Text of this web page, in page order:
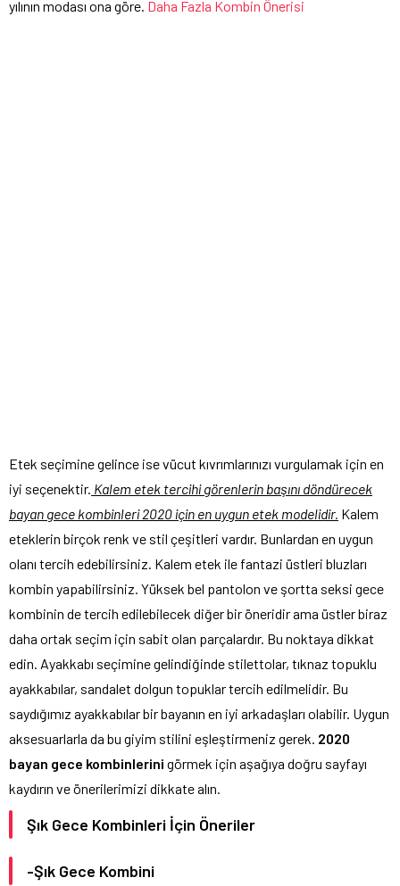
yılının modası ona göre. Daha Fazla Kombin Önerisi
Etek seçimine gelince ise vücut kıvrımlarınızı vurgulamak için en
iyi seçenektir. Kalem etek tercihi görenlerin başını döndürecek
bayan gece kombinleri 2020 için en uygun etek modelidir. Kalem
eteklerin birçok renk ve stil çeşitleri vardır. Bunlardan en uygun
olanı tercih edebilirsiniz. Kalem etek ile fantazi üstleri bluzları
kombin yapabilirsiniz. Yüksek bel pantolon ve şortta seksi gece
kombinin de tercih edilebilecek diğer bir öneridir ama üstler biraz
daha ortak seçim için sabit olan parçalardır. Bu noktaya dikkat
edin. Ayakkabı seçimine gelindiğinde stilettolar, tıknaz topuklu
ayakkabılar, sandalet dolgun topuklar tercih edilmelidir. Bu
saydığımız ayakkabılar bir bayanın en iyi arkadaşları olabilir. Uygun
aksesuarlarla da bu giyim stilini eşleştirmeniz gerek. 2020
bayan gece kombinlerini görmek için aşağıya doğru sayfayı
kaydırın ve önerilerimizi dikkate alın.
Şık Gece Kombinleri İçin Öneriler
-Şık Gece Kombini